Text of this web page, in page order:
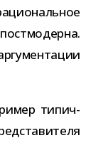
типич­